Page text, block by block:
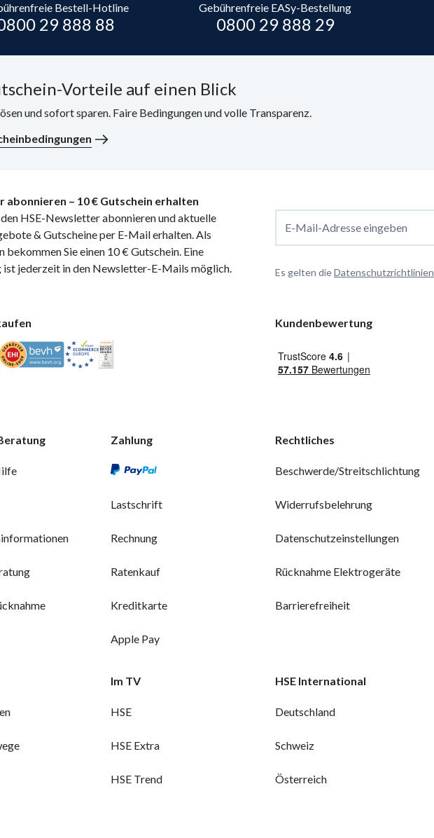
Bestell-Hotline
29 888 88
Gebührenfreie EASy-Bestellung
0800 29 888 29
Vorteile auf einen Blick
und sofort sparen. Faire Bedingungen und volle Transparenz.
abonnieren – 10 € Gutschein erhalten
HSE-Newsletter abonnieren und aktuelle
& Gutscheine per E-Mail erhalten. Als
bekommen Sie einen 10 € Gutschein. Eine
ist jederzeit in den Newsletter-E-Mails möglich.
E-Mail-Adresse eingeben
Es gelten dieDatenschutzrichtlinien
Kundenbewertung
Zahlung
Lastschrift
Rechnung
Ratenkauf
Kreditkarte
Apple Pay
Rechtliches
Beschwerde/Streitschlichtung
Widerrufsbelehrung
Datenschutzeinstellungen
Rücknahme Elektrogeräte
Barrierefreiheit
Im TV
HSE
HSE Extra
HSE Trend
HSE International
Deutschland
Schweiz
Österreich